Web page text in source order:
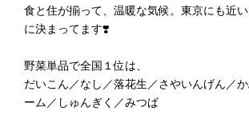
食と住が揃って、温暖な気候。東京にも近
に決まってます❣️
野菜単品で全国１位は、
だいこん／なし／落花生／さやいんげん／
ーム／しゅんぎく／みつば